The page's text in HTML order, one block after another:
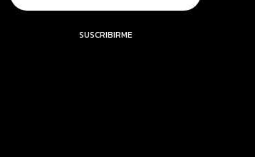
SUSCRIBIRME